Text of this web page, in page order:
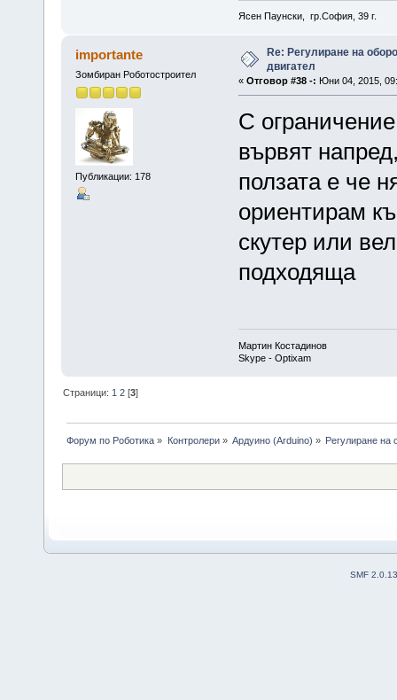
Ясен Паунски, гр.София, 39 г.
importante
Зомбиран Роботостроител
Публикации: 178
Re: Регулиране на
двигател
« Отговор #38 -: Юни 04, 2015,
С
вървят
ползата е че
ориентирам
скутер или
подходяща
Мартин Костадинов
Skype - Optixam
Страници: 1 2 [3]
Форум по Роботика » Контролери» Ардуино (Arduino) » Регулиране на
SMF 2.0.13